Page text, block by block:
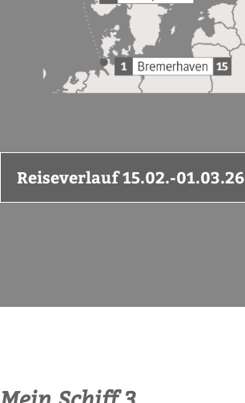
Reiseverlauf 15.02.-01.03.26